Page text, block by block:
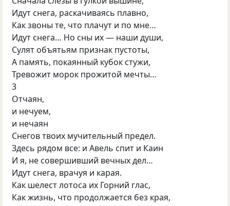
Идут снега, раскачиваясь плавно,
Как звоны те, что плачут и по мне…
Идут снега… Но сны их — наши души,
Сулят объятьям признак пустоты,
А память, покаянный кубок стужи,
Тревожит морок прожитой мечты…
3
Отчаян,
и нечуем,
и нечаян
Снегов твоих мучительный предел.
Здесь рядом все: и Авель спит и Каин
И я, не совершивший вечных дел…
Идут снега, врачуя и карая.
Как шелест лотоса их Горний глас,
Как жизнь, что продолжается без края,